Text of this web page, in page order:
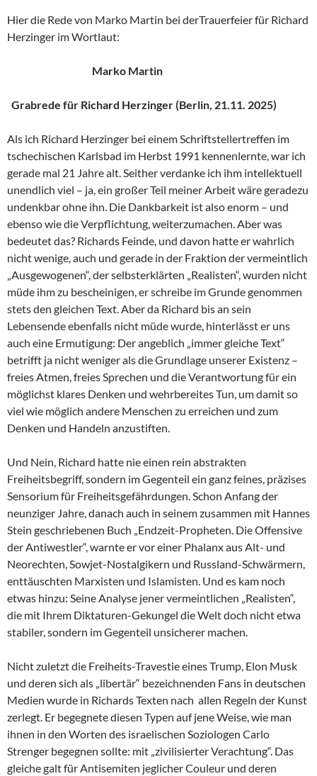
Hier die Rede von Marko Martin bei derTrauerfeier für Richard
Herzinger im Wortlaut:
Marko Martin
Grabrede für Richard Herzinger (Berlin, 21.11. 2025)
Als ich Richard Herzinger bei einem Schriftstellertreffen im
tschechischen Karlsbad im Herbst 1991 kennenlernte, war ich
gerade mal 21 Jahre alt. Seither verdanke ich ihm intellektuell
unendlich viel – ja, ein großer Teil meiner Arbeit wäre geradezu
undenkbar ohne ihn. Die Dankbarkeit ist also enorm – und
ebenso wie die Verpflichtung, weiterzumachen. Aber was
bedeutet das? Richards Feinde, und davon hatte er wahrlich
nicht wenige, auch und gerade in der Fraktion der vermeintlich
„Ausgewogenen“, der selbsterklärten „Realisten“, wurden nicht
müde ihm zu bescheinigen, er schreibe im Grunde genommen
stets den gleichen Text. Aber da Richard bis an sein
Lebensende ebenfalls nicht müde wurde, hinterlässt er uns
auch eine Ermutigung: Der angeblich „immer gleiche Text“
betrifft ja nicht weniger als die Grundlage unserer Existenz –
freies Atmen, freies Sprechen und die Verantwortung für ein
möglichst klares Denken und wehrbereites Tun, um damit so
viel wie möglich andere Menschen zu erreichen und zum
Denken und Handeln anzustiften.
Und Nein, Richard hatte nie einen rein abstrakten
Freiheitsbegriff, sondern im Gegenteil ein ganz feines, präzises
Sensorium für Freiheitsgefährdungen. Schon Anfang der
neunziger Jahre, danach auch in seinem zusammen mit Hannes
Stein geschriebenen Buch „Endzeit-Propheten. Die Offensive
der Antiwestler“, warnte er vor einer Phalanx aus Alt- und
Neorechten, Sowjet-Nostalgikern und Russland-Schwärmern,
enttäuschten Marxisten und Islamisten. Und es kam noch
etwas hinzu: Seine Analyse jener vermeintlichen „Realisten“,
die mit Ihrem Diktaturen-Gekungel die Welt doch nicht etwa
stabiler, sondern im Gegenteil unsicherer machen.
Nicht zuletzt die Freiheits-Travestie eines Trump, Elon Musk
und deren sich als „libertär“ bezeichnenden Fans in deutschen
Medien wurde in Richards Texten nach allen Regeln der Kunst
zerlegt. Er begegnete diesen Typen auf jene Weise, wie man
ihnen in den Worten des israelischen Soziologen Carlo
Strenger begegnen sollte: mit „zivilisierter Verachtung“. Das
gleiche galt für Antisemiten jeglicher Couleur und deren